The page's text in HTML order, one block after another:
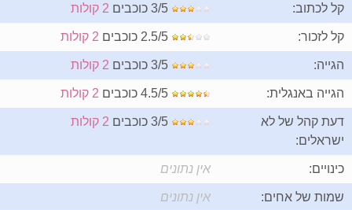
קל לכתוב: 3/5 כוכבים 2 קולות
קל לזכור: 2.5/5 כוכבים 2 קולות
הגייה: 3/5 כוכבים 2 קולות
הגייה באנגלית: 4.5/5 כוכבים 2 קולות
דעת קהל של לא
ישראלים:
3/5 כוכבים 2 קולות
כינויים: אין נתונים
שמות של אחים: אין נתונים